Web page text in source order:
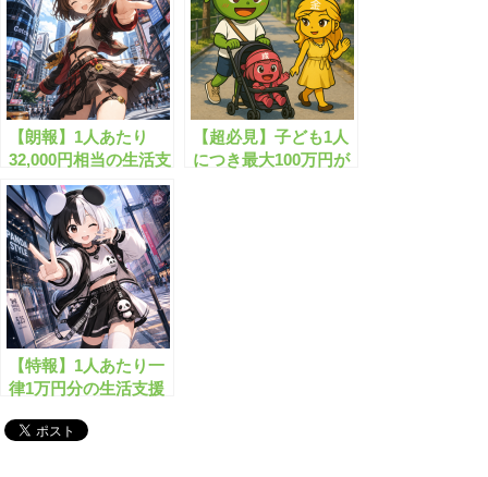
【朗報】1人あたり
32,000円相当の生活支
援金がもらえます！
【超必見】子ども1人
につき最大100万円が
【特報】1人あたり一
律1万円分の生活支援